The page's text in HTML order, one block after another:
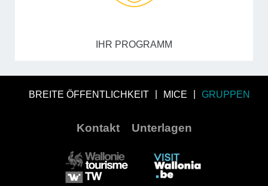
IHR PROGRAMM
BREITE ÖFFENTLICHKEIT MICE GRUPPEN
Kontakt Unterlagen